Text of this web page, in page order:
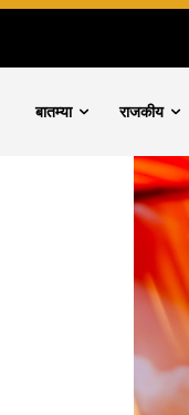
बातम्या राजकीय